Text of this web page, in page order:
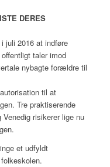
DERES
juli 2016 at indføre
taler imod
nybagte forældre til
til at
Tre praktiserende
risikerer lige nu
et udfyldt